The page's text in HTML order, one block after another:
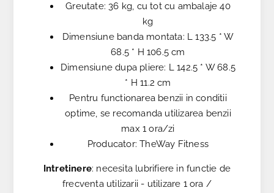
Greutate: 36 kg, cu tot cu ambalaje 40
kg
Dimensiune banda montata: L 133.5 * W
68.5 * H 106.5 cm
Dimensiune dupa pliere: L 142.5 * W 68.5
* H 11.2 cm
Pentru functionarea benzii in conditii
optime, se recomanda utilizarea benzii
max 1 ora/zi
Producator: TheWay Fitness
Intretinere: necesita lubrifiere in functie de
frecventa utilizarii - utilizare 1 ora /